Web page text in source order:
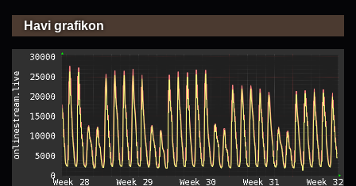
Havi grafikon